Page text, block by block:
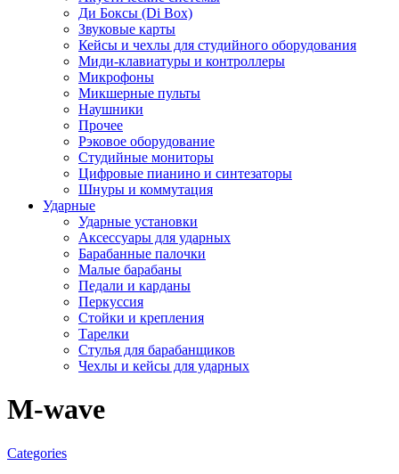
Ди Боксы (Di Box)
Звуковые карты
Кейсы и чехлы для студийного оборудования
Миди-клавиатуры и контроллеры
Микрофоны
Микшерные пульты
Наушники
Прочее
Рэковое оборудование
Студийные мониторы
Цифровые пианино и синтезаторы
Шнуры и коммутация
Ударные
Ударные установки
Аксессуары для ударных
Барабанные палочки
Малые барабаны
Педали и карданы
Перкуссия
Стойки и крепления
Тарелки
Стулья для барабанщиков
Чехлы и кейсы для ударных
M-wave
Categories